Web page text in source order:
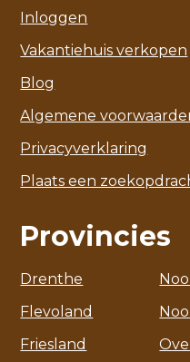
Inloggen
Vakantiehuis verkopen
Blog
Algemene
Privacyverklaring
Plaats een
Provincies
Drenthe
Flevoland
Friesland